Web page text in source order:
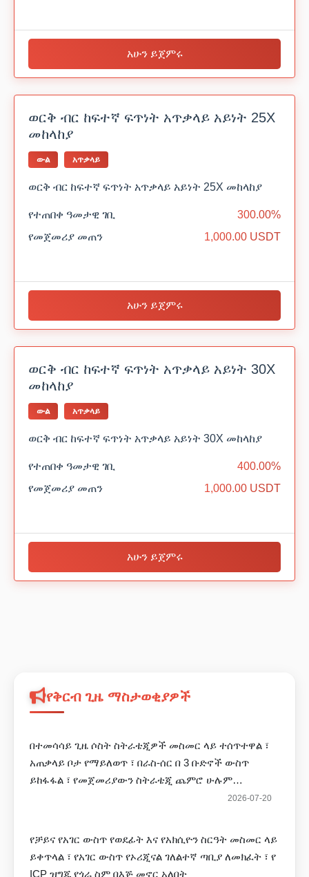
አሁን ይጀምሩ
ወርቅ ብር ከፍተኛ ፍጥነት አጥቃላይ አይነት 25X
መከላከያ
ውል አጥቃላይ
ወርቅ ብር ከፍተኛ ፍጥነት አጥቃላይ አይነት 25X መከላከያ
የተጠበቀ ዓመታዊ ገቢ
300.00%
የመጀመሪያ መጠን
1,000.00 USDT
አሁን ይጀምሩ
ወርቅ ብር ከፍተኛ ፍጥነት አጥቃላይ አይነት 30X
መከላከያ
ውል አጥቃላይ
ወርቅ ብር ከፍተኛ ፍጥነት አጥቃላይ አይነት 30X መከላከያ
የተጠበቀ ዓመታዊ ገቢ
400.00%
የመጀመሪያ መጠን
1,000.00 USDT
አሁን ይጀምሩ
የቅርብ ጊዜ ማስታወቂያዎች
በተመሳሳይ ጊዜ ሶስት ስትራቴጂዎች መስመር ላይ ተሰጥተዋል ፣
አጠቃላይ ቦታ የማይለወጥ ፣ በራስ-ሰር በ 3 ቡድኖች ውስጥ
ይከፋፋል ፣ የመጀመሪያውን ስትራቴጂ ጨምሮ ሁሉም
ስትራቴጂዎች አሻሽለዋል ፣ እንደ ትርፍ ማስወገድ ሁኔታዎችን ፣
2026-07-20
የቻይና የአገር ውስጥ የወደፊት እና የአክሲዮን ስርዓት መስመር ላይ
ይቀጥላል ፣ የአገር ውስጥ የኦሪጂናል ገለልተኛ ጣቢያ ለመክፈት ፣ የ
ICP ዝግጁ የጎራ ስም በእጅ መኖር አለበት